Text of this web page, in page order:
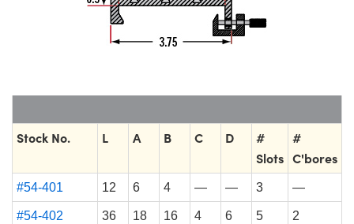
Stock No. L A B C D
#
Slots
#
C'bores
#54-401 12 6 4 — — 3 —
#54-402 36 18 16 4 6 5 2